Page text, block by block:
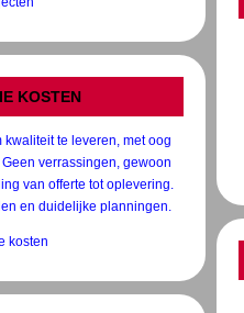
KOSTEN
te leveren, met oog
verrassingen, gewoon
van offerte tot oplevering.
en duidelijke planningen.
kosten